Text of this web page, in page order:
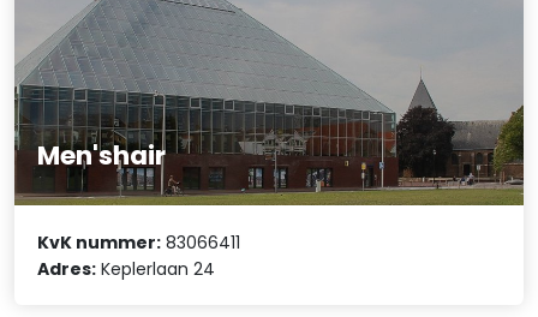
Men'shair
KvK nummer: 83066411
Adres: Keplerlaan 24